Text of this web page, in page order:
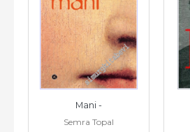
Mani -
Semra Topal